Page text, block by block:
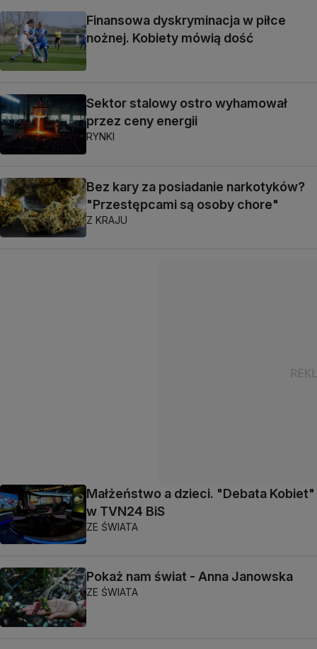
Finansowa dyskryminacja w piłce
nożnej. Kobiety mówią dość
Sektor stalowy ostro wyhamował
przez ceny energii
RYNKI
Bez kary za posiadanie narkotyków?
"Przestępcami są osoby chore"
Z KRAJU
Małżeństwo a dzieci. "Debata Kobiet"
w TVN24 BiS
ZE ŚWIATA
Pokaż nam świat - Anna Janowska
ZE ŚWIATA